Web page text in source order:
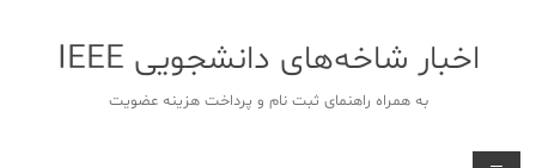
اخبار شاخه‌های دانشجویی IEEE
به همراه راهنمای ثبت نام و پرداخت هزینه عضویت